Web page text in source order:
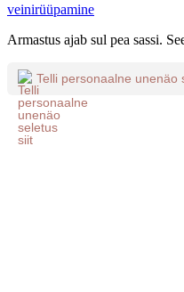
veinirüüpamine
Armastus ajab sul pea sassi.
Telli personaalne unenäo